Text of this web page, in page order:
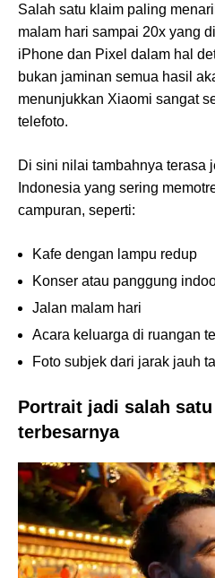
Salah satu klaim paling
malam hari sampai 20x yang
iPhone dan Pixel dalam hal
bukan jaminan semua hasil
menunjukkan Xiaomi sangat
telefoto.
Di sini nilai tambahnya terasa
Indonesia yang sering
campuran, seperti:
Kafe dengan lampu redup
Konser atau panggung
Jalan malam hari
Acara keluarga di ruangan
Foto subjek dari jarak jauh
Portrait jadi salah
terbesarnya